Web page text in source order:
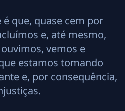
é que, quase cem por
e, até mesmo,
vemos e
estamos tomando
e, por consequência,